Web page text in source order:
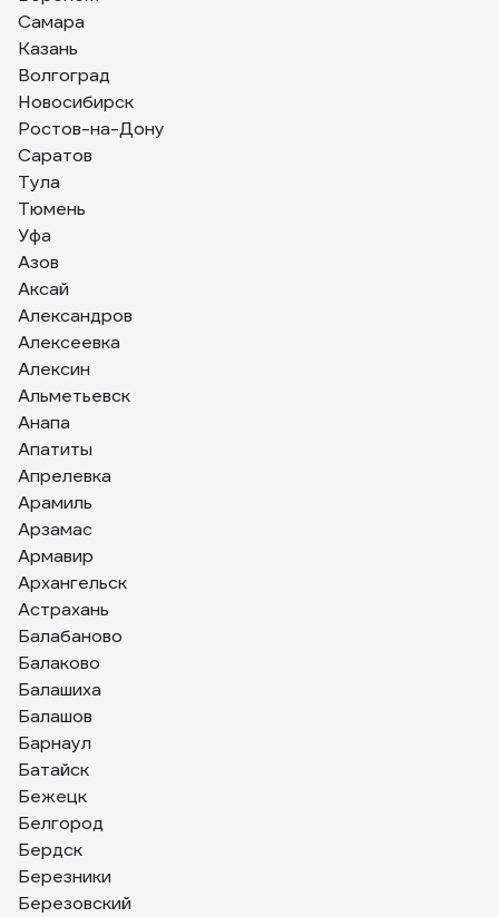
кв.м 126736
яна ч.
красивый
Самара
Казань
Волгоград
Новосибирск
Ростов-на-Дону
Саратов
Тула
Тюмень
Уфа
Азов
Аксай
Александров
Алексеевка
Алексин
Альметьевск
Анапа
Апатиты
Апрелевка
Арамиль
Арзамас
Армавир
Архангельск
Астрахань
Балабаново
Балаково
Балашиха
Балашов
Барнаул
Батайск
Бежецк
Белгород
Бердск
Березники
Березовский